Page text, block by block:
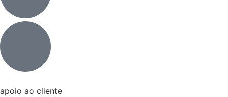
apoio ao cliente